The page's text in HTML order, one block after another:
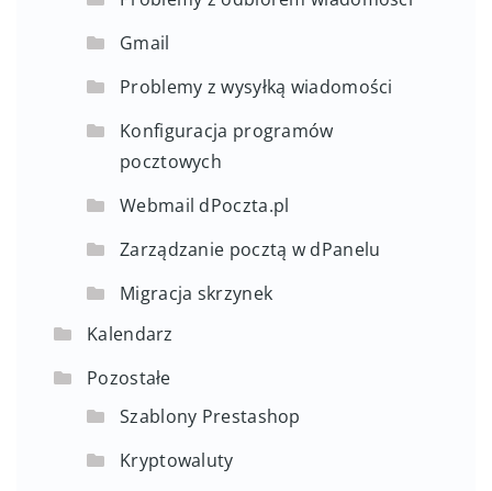
Gmail
Problemy z wysyłką wiadomości
Konfiguracja programów
pocztowych
Webmail dPoczta.pl
Zarządzanie pocztą w dPanelu
Migracja skrzynek
Kalendarz
Pozostałe
Szablony Prestashop
Kryptowaluty